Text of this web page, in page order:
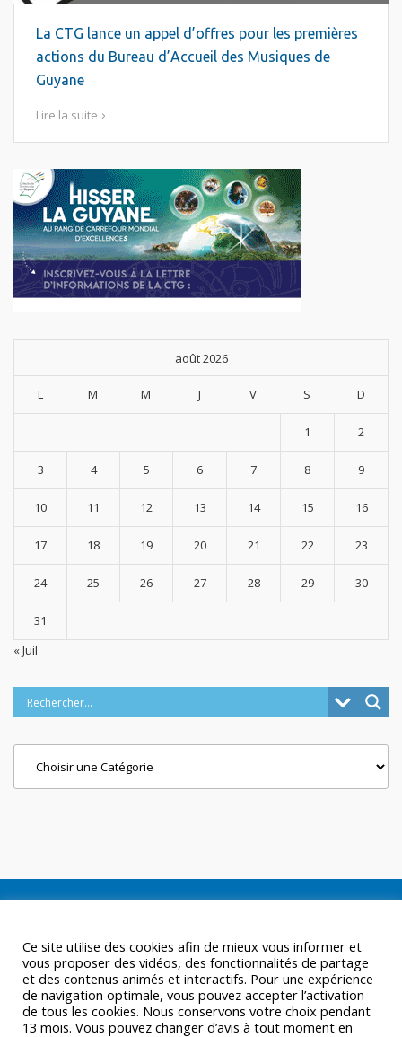
La CTG lance un appel d’offres pour les premières
actions du Bureau d’Accueil des Musiques de
Guyane
Lire la suite
août 2026
L M M J V S D
1 2
3 4 5 6 7 8 9
10 11 12 13 14 15 16
17 18 19 20 21 22 23
24 25 26 27 28 29 30
31
« Juil
Ce site utilise des cookies afin de mieux vous informer et
vous proposer des vidéos, des fonctionnalités de partage
et des contenus animés et interactifs. Pour une expérience
de navigation optimale, vous pouvez accepter l’activation
de tous les cookies. Nous conservons votre choix pendant
13 mois. Vous pouvez changer d’avis à tout moment en